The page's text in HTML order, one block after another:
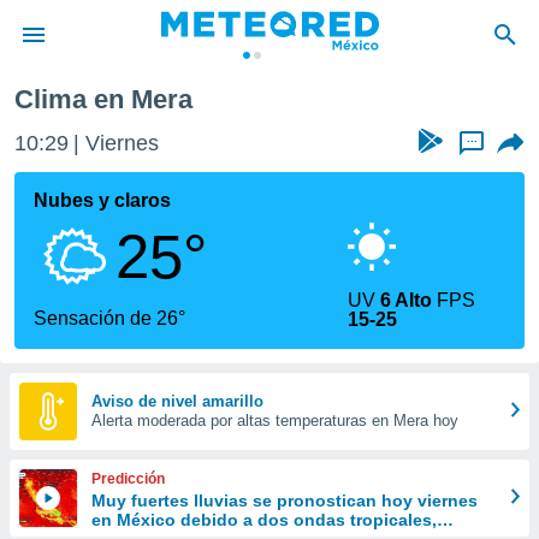
de
ha sido
calidad.
a este
las
y
forma
digital
basada
Clima en Mera
10:29 Viernes ...
Nubes y claros
25°
Sensación de 26°
UV6 Alto FPS
15-25
Aviso de nivel amarillo
Alerta moderada por altas temperaturas en Mera hoy
Predicción
Muy fuertes lluvias se pronostican hoy viernes
en México debido a dos ondas tropicales,